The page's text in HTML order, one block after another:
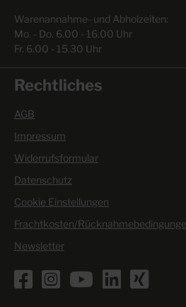
Warenannahme- und Abholzeiten:
Mo. - Do. 6.00 - 16.00 Uhr
Fr. 6.00 - 15.30 Uhr
Rechtliches
AGB
Impressum
Widerrufsformular
Datenschutz
Cookie Einstellungen
Frachtkosten/
Newsletter